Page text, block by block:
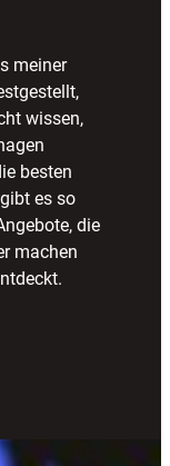
meiner
wissen,
besten
es so
die
machen